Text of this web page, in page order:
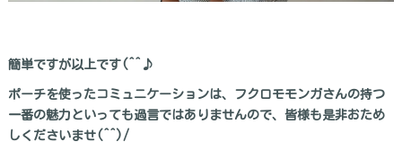
簡単ですが以上です(^^♪
ポーチを使ったコミュニケーションは、フクロモモンガさんの持つ
一番の魅力といっても過言ではありませんので、皆様も是非おため
しくださいませ(^^)/